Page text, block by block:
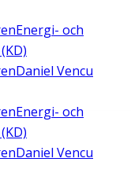
Energi- och
Daniel Vencu
Energi- och
Daniel Vencu